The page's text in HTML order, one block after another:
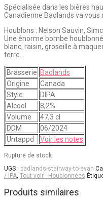
Spécialisée dans les bières
Canadienne Badlands va vous
Houblons : Nelson Sauvin,
Une énorme bombe
blanc, raisin, groseille à
terre…
Brasserie Badlands
Origine
Canada
Style
DIPA
Alcool
8,2%
Volume
47,3 cl
DDM
06/2024
Untappd
Voir les notes
Rupture de stock
UGS : badlands-stairway-to-evan
/ IPA, Tout voir - Houblonnées
Produits similaires